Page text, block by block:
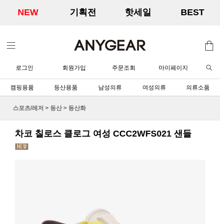
NEW 기획전 핫세일 BEST
로그인 회원가입 주문조회 마이페이지
캠핑용품 등산용품 남성의류 여성의류 의류소품
스포츠/레저 > 등산 > 등산화
차코 칠로스 클로그 여성 CCC2WFS021 샌들